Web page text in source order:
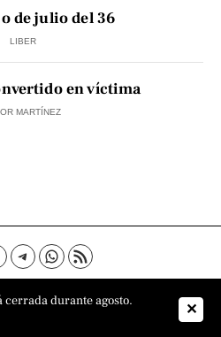
de julio del 36
LIBER
en víctima
MARTÍNEZ
Política de privacidad
Sobre nosotros
durante agosto.
✕